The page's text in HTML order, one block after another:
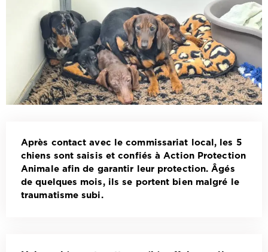
Après contact avec le commissariat local, les 5
chiens sont saisis et confiés à Action Protection
Animale afin de garantir leur protection. Âgés
de quelques mois, ils se portent bien malgré le
traumatisme subi.